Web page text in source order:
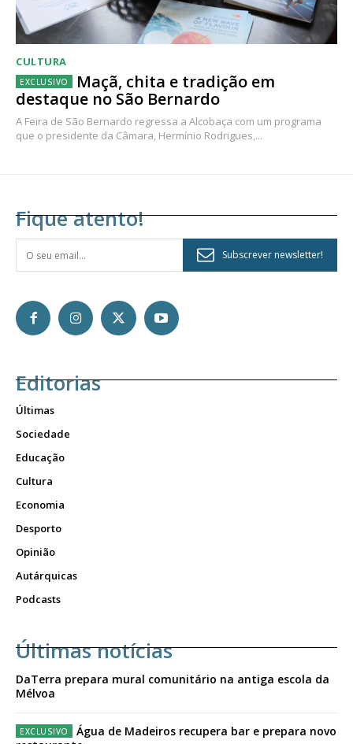
CULTURA
Maçã, chita e tradição em
destaque no São Bernardo
A Feira de São Bernardo regressa a Alcobaça com um programa
que o presidente da Câmara, Hermínio Rodrigues,...
Fique atento!
Subscrever newsletter!
Editorias
Últimas
Sociedade
Educação
Cultura
Economia
Desporto
Opinião
Autárquicas
Podcasts
Últimas notícias
DaTerra prepara mural comunitário na antiga escola da
Mélvoa
Água de Madeiros recupera bar e prepara novo